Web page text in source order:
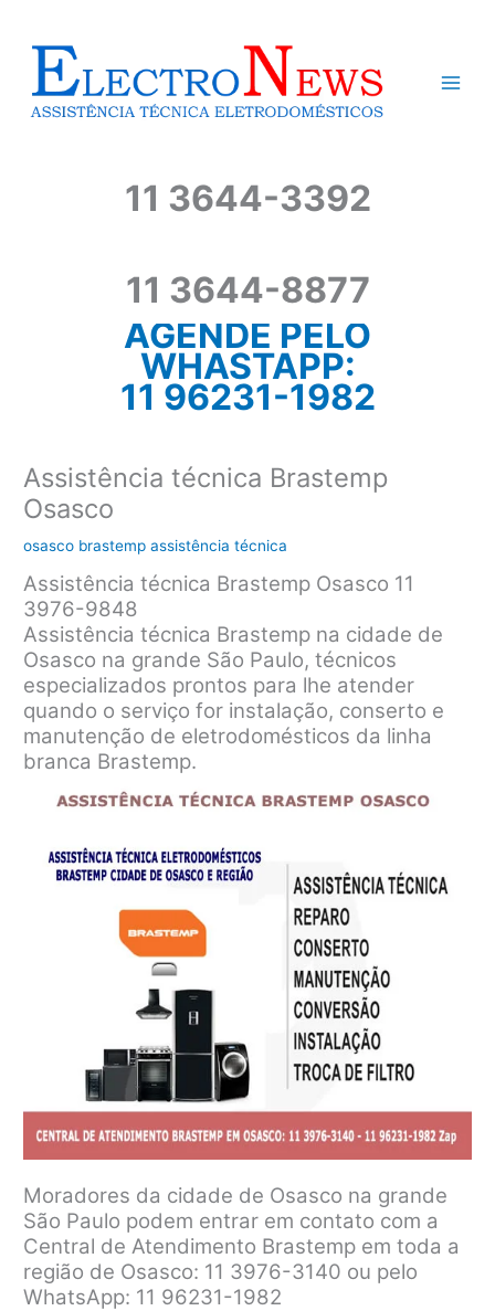
conteúdo
11 3644-3392
11 3644-8877
AGENDE PELO
WHASTAPP:
11 96231-1982
Assistência técnica Brastemp
Osasco
osasco brastemp assistência técnica
Assistência técnica Brastemp Osasco 11
3976-9848
Assistência técnica Brastemp na cidade de
Osasco na grande São Paulo, técnicos
especializados prontos para lhe atender
quando o serviço for instalação, conserto e
manutenção de eletrodomésticos da linha
branca Brastemp.
Moradores da cidade de Osasco na grande
São Paulo podem entrar em contato com a
Central de Atendimento Brastemp em toda a
região de Osasco: 11 3976-3140 ou pelo
WhatsApp: 11 96231-1982